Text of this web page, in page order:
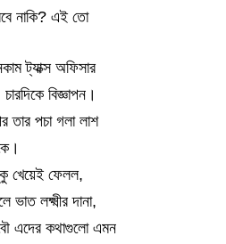
নাকি? এই তো
ট্যাক্স অফিসার
বিজ্ঞাপন।
তার পচা গলা লাশ
খেয়েই ফেলল,
লক্ষ্মীর দানা,
এদের কথাগুলো এমন